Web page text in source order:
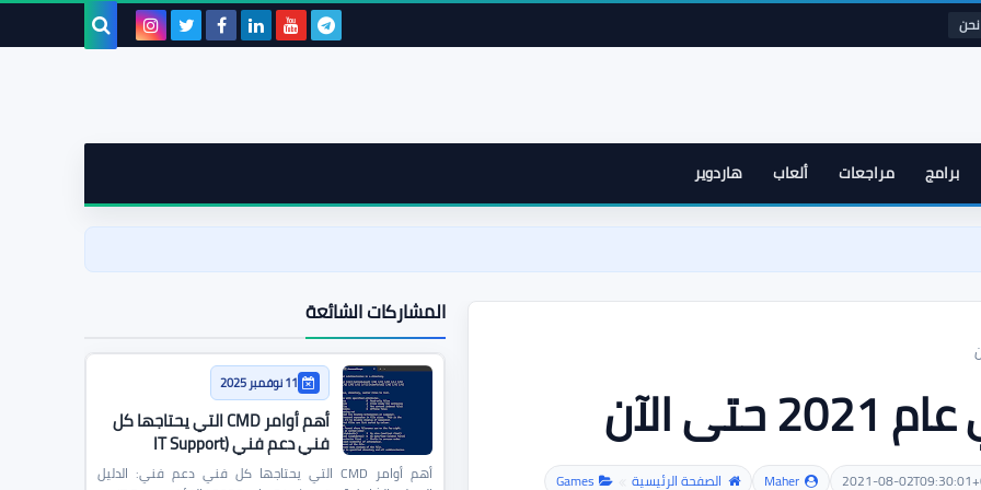
الإلكترونية
برامج مراجعات ألعاب هاردوير
2021-08-
Maher الصفحة الرئيسية Games
المشاركات الشائعة
11 نوفمبر 2025
أهم أوامر CMD التي يحتاجها كل
فني دعم فني (IT Support
Commands)
أهم أوامر CMD التي يحتاجها كل فني دعم فني: الدليل